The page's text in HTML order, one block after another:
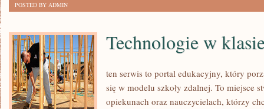
POSTED BY ADMIN
Technologie w
ten serwis to portal edukacyjny, który
się w modelu szkoły zdalnej. To miejsce
opiekunach oraz nauczycielach, którzy